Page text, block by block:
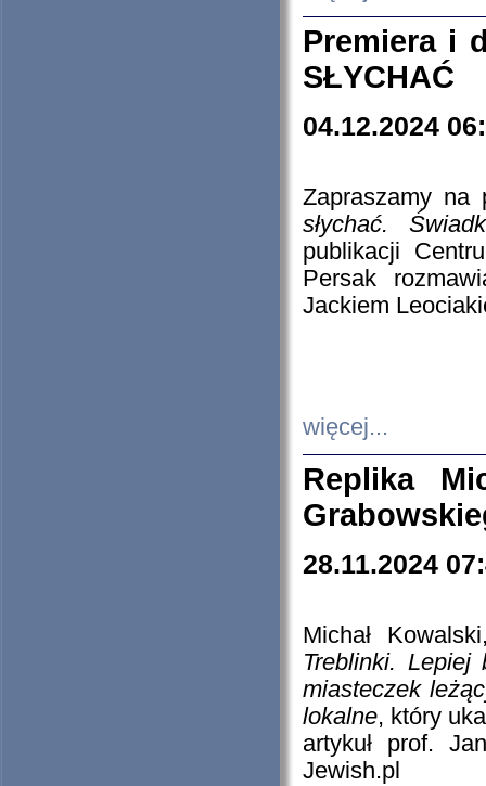
Premiera i
SŁYCHAĆ
04.12.2024
Zapraszamy
słychać.
publikacji
Persak
Jackiem
więcej...
Replika
28.11.2024
Michał
Treblinki. Lepiej
miasteczek
lokalne, który
artykuł prof.
Jewish.pl